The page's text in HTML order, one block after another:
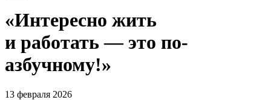
«Интересно жить
и работать — это по-
азбучному!»
13 февраля 2026